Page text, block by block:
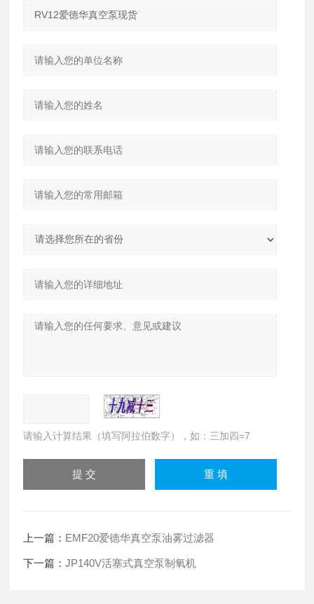
请输入计算结果（填写阿拉伯数字），如：三加四=7
上一篇： EMF20爱德华真空泵油雾过滤器
下一篇：JP140V活塞式真空泵制氧机